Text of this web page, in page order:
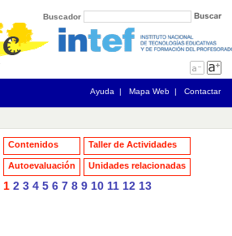
Buscador
Ayuda | Mapa Web | Contactar
Contenidos Taller de Actividades
Autoevaluación Unidades relacionadas
1 2 3 4 5 6 7 8 9 10 11 12 13